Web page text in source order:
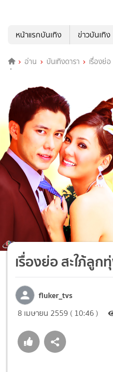
หน้าแรกบันเทิง
ข่าวบันเทิง
อ่าน บันเทิงดารา เรื่องย่อ
ทุ่ง
เรื่องย่อ สะใภ้ลูก
fluker_tvs
8 เมษายน 2559 ( 10:46 )